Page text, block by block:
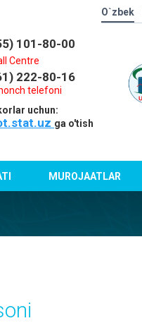
O`zbek
101-80-00
Centre
222-80-16
telefoni
uchun:
ga o'tish
MUROJAATLAR